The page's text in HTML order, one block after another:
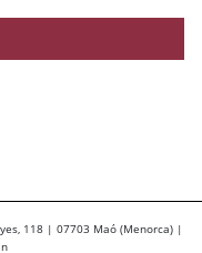
118 | 07703 Maó (Menorca) |